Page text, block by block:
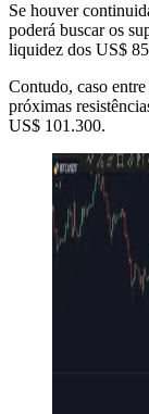
Se houver
poderá buscar os
liquidez dos US$
Contudo, caso
próximas
US$ 101.300.